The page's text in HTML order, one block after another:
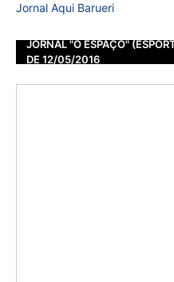
Jornal Aqui Barueri
JORNAL "O ESPAÇO"
DE 12/05/2016